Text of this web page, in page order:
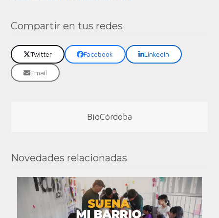
Compartir en tus redes
Twitter Facebook LinkedIn
Email
BioCórdoba
Novedades relacionadas